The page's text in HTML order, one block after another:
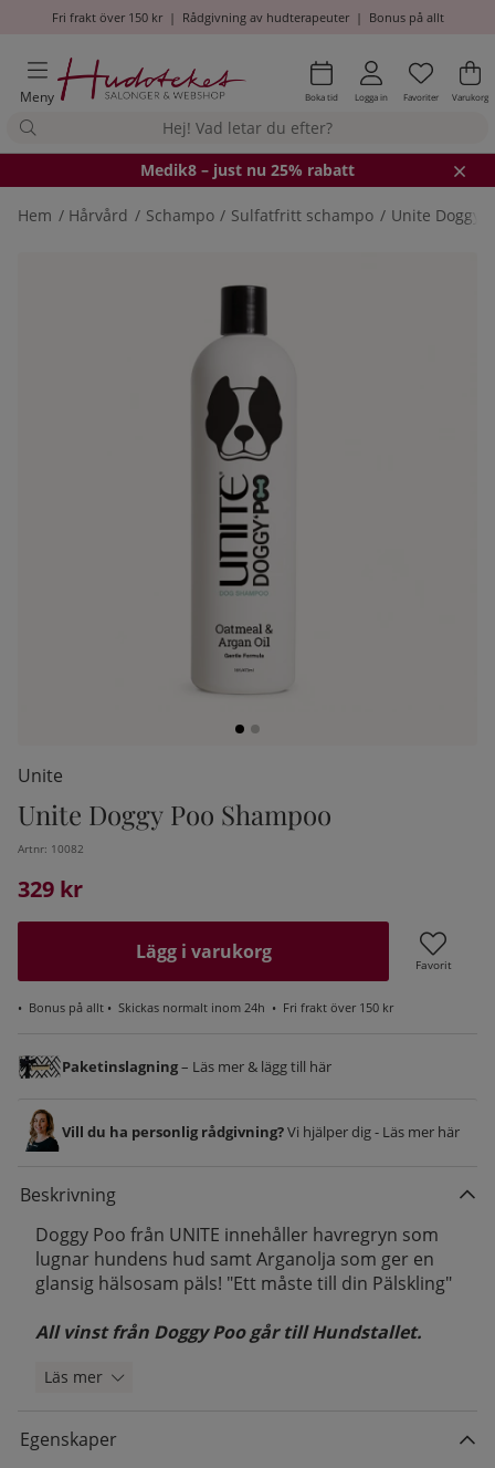
Fri frakt över 150 kr| Rådgivning av hudterapeuter| Bonus på allt
Meny Boka tid Logga in Antal i
.
Favoriter .
Varukorg
Medik8 – just nu 25% rabatt
Hem Hårvård Schampo Sulfatfritt schampo Unite Doggy
Unite
Unite Doggy Poo Shampoo
Artnr: 10082
329 kr
Lägg i varukorg
Favorit
• Bonus på allt • Skickas normalt inom 24h • Fri frakt över 150 kr
Paketinslagning– Läs mer & lägg till här
Vill du ha personlig rådgivning?Vi hjälper dig - Läs mer här
Beskrivning
Doggy Poo från UNITE innehåller havregryn som
lugnar hundens hud samt Arganolja som ger en
glansig hälsosam päls! "Ett måste till din Pälskling"
All vinst från Doggy Poo går till Hundstallet.
Läs mer
Egenskaper